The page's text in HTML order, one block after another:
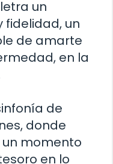
un
un
de amarte
en la
de
donde
momento
en lo